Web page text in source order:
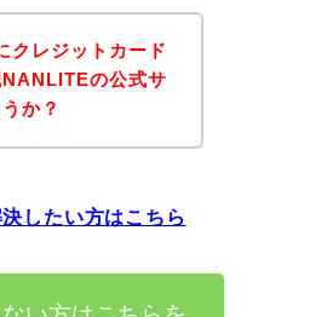
クレジットカード
の公式サ
か？
したい方はこちら